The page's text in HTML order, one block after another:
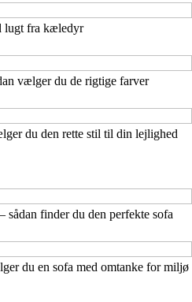
lugt fra kæledyr
vælger du de rigtige farver
du den rette stil til din lejlighed
finder du den perfekte sofa
du en sofa med omtanke for miljø